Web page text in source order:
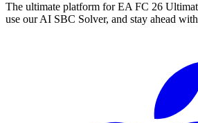
The ultimate platform for EA FC 26
use our AI SBC Solver, and stay ahead